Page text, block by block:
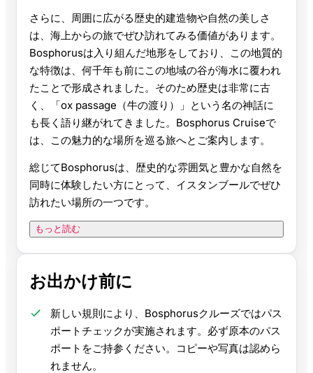
さらに、周囲に広がる歴史的建造物や自然の美しさ
は、海上からの旅でぜひ訪れてみる価値があります。
Bosphorusは入り組んだ地形をしており、この地質的
な特徴は、何千年も前にこの地域の谷が海水に覆われ
たことで形成されました。そのため歴史は非常に古
く、「ox passage（牛の渡り）」という名の神話に
も長く語り継がれてきました。Bosphorus Cruiseで
は、この魅力的な場所を巡る旅へとご案内します。
総じてBosphorusは、歴史的な雰囲気と豊かな自然を
同時に体験したい方にとって、イスタンブールでぜひ
訪れたい場所の一つです。
もっと読む
お出かけ前に
新しい規則により、Bosphorusクルーズではパス
ポートチェックが実施されます。必ず原本のパス
ポートをご持参ください。コピーや写真は認めら
れません。